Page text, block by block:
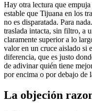
Hay otra lectura que
estable que Tijuana en los
no es disparatada. Para
traslada intacta, sin filtro, a
claramente superior a lo
valor en un cruce aislado si
diferencia, que es justo
de adivinar quién tiene
por encima o por debajo de
La objeción